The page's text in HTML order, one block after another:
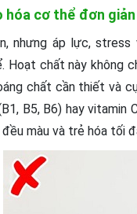
hóa cơ thể đơn
nhưng áp lực, stress
chất này không
chất cần thiết và
B5, B6) hay
màu và trẻ hóa tối